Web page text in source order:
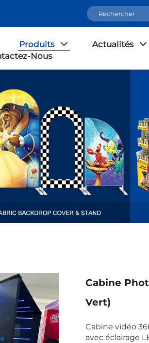
Produits Actualités
Nous
Cabine
Vert)
Cabine vidéo
avec éclairage